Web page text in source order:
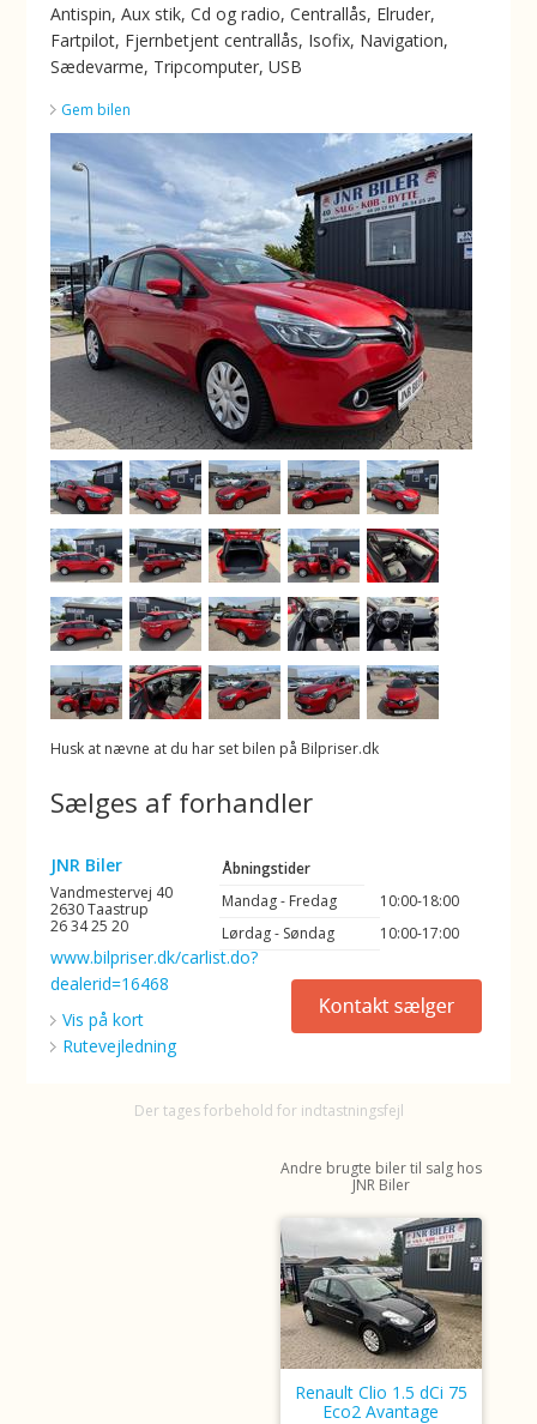
Antispin, Aux stik, Cd og radio, Centrallås, Elruder,
Fartpilot, Fjernbetjent centrallås, Isofix, Navigation,
Sædevarme, Tripcomputer, USB
Gem bilen
Husk at nævne at du har set bilen på Bilpriser.dk
Sælges af forhandler
JNR Biler
Vandmestervej 40
2630 Taastrup
26 34 25 20
www.bilpriser.dk/carlist.do?
dealerid=16468
Vis på kort
Rutevejledning
Åbningstider
Mandag - Fredag
10:00-18:00
Lørdag - Søndag
10:00-17:00
Der tages forbehold for indtastningsfejl
Andre brugte biler til salg hos
JNR Biler
Renault Clio 1.5 dCi 75
Eco2 Avantage